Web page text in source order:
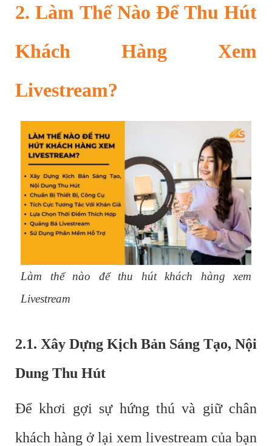
2. Làm Thế Nào Để Thu Hút
Khách Hàng Xem
Livestream?
Làm thế nào để thu hút khách hàng xem
Livestream
2.1. Xây Dựng Kịch Bản Sáng Tạo, Nội
Dung Thu Hút
Để khơi gợi sự hứng thú và giữ chân
khách hàng ở lại xem livestream của bạn